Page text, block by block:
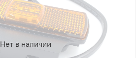
Нет в наличии